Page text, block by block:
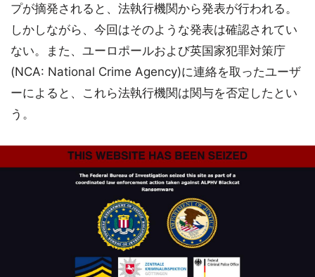
プが摘発されると、法執行機関から発表が行われる。
しかしながら、今回はそのような発表は確認されてい
ない。また、ユーロポールおよび英国家犯罪対策庁
(NCA: National Crime Agency)に連絡を取ったユーザ
ーによると、これら法執行機関は関与を否定したとい
う。